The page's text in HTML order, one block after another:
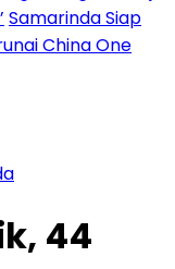
Samarinda Siap
China One
44